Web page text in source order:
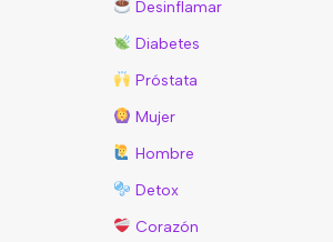
Desinflamar
Diabetes
Próstata
Mujer
Hombre
Detox
Corazón